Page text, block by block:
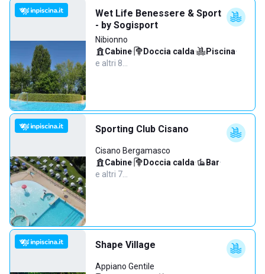
Wet Life Benessere & Sport
- by Sogisport
Nibionno
Cabine· Doccia calda· Piscina·
e altri 8…
Sporting Club Cisano
Cisano Bergamasco
Cabine· Doccia calda· Bar·
e altri 7…
Shape Village
Appiano Gentile